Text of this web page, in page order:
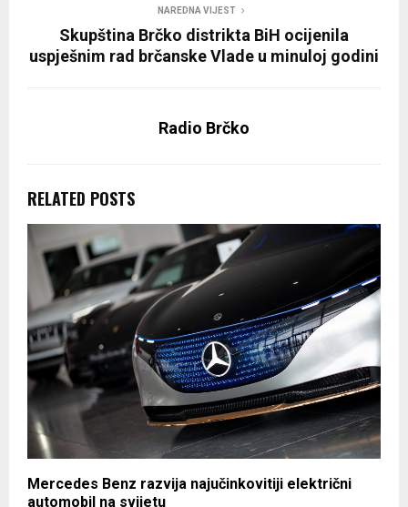
NAREDNA VIJEST
Skupština Brčko distrikta BiH ocijenila
uspješnim rad brčanske Vlade u minuloj godini
Radio Brčko
RELATED POSTS
Mercedes Benz razvija najučinkovitiji električni
automobil na svijetu